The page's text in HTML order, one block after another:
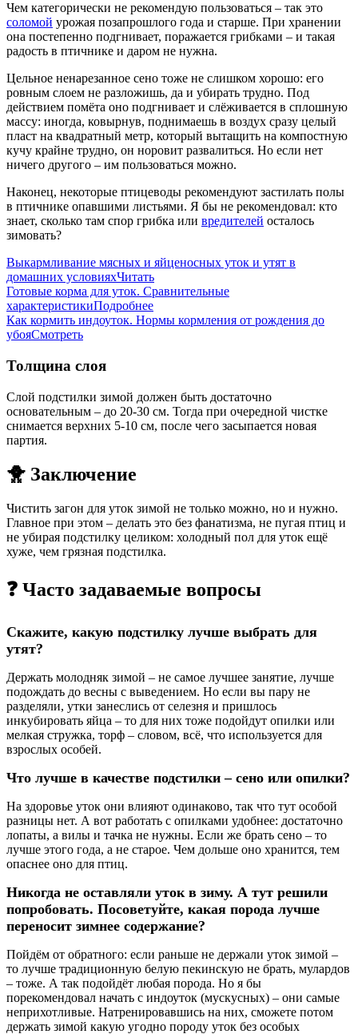
Чем категорически не рекомендую пользоваться – так это
соломой урожая позапрошлого года и старше. При хранении
она постепенно подгнивает, поражается грибками – и такая
радость в птичнике и даром не нужна.
Цельное ненарезанное сено тоже не слишком хорошо: его
ровным слоем не разложишь, да и убирать трудно. Под
действием помёта оно подгнивает и слёживается в сплошную
массу: иногда, ковырнув, поднимаешь в воздух сразу целый
пласт на квадратный метр, который вытащить на компостную
кучу крайне трудно, он норовит развалиться. Но если нет
ничего другого – им пользоваться можно.
Наконец, некоторые птицеводы рекомендуют застилать полы
в птичнике опавшими листьями. Я бы не рекомендовал: кто
знает, сколько там спор грибка или вредителей осталось
зимовать?
Выкармливание мясных и яйценосных уток и утят в
домашних условияхЧитать
Готовые корма для уток. Сравнительные
характеристикиПодробнее
Как кормить индоуток. Нормы кормления от рождения до
убояСмотреть
Толщина слоя
Слой подстилки зимой должен быть достаточно
основательным – до 20-30 см. Тогда при очередной чистке
снимается верхних 5-10 см, после чего засыпается новая
партия.
🐥 Заключение
Чистить загон для уток зимой не только можно, но и нужно.
Главное при этом – делать это без фанатизма, не пугая птиц и
не убирая подстилку целиком: холодный пол для уток ещё
хуже, чем грязная подстилка.
❓ Часто задаваемые вопросы
Скажите, какую подстилку лучше выбрать для
утят?
Держать молодняк зимой – не самое лучшее занятие, лучше
подождать до весны с выведением. Но если вы пару не
разделяли, утки занеслись от селезня и пришлось
инкубировать яйца – то для них тоже подойдут опилки или
мелкая стружка, торф – словом, всё, что используется для
взрослых особей.
Что лучше в качестве подстилки – сено или опилки?
На здоровье уток они влияют одинаково, так что тут особой
разницы нет. А вот работать с опилками удобнее: достаточно
лопаты, а вилы и тачка не нужны. Если же брать сено – то
лучше этого года, а не старое. Чем дольше оно хранится, тем
опаснее оно для птиц.
Никогда не оставляли уток в зиму. А тут решили
попробовать. Посоветуйте, какая порода лучше
переносит зимнее содержание?
Пойдём от обратного: если раньше не держали уток зимой –
то лучше традиционную белую пекинскую не брать, мулардов
– тоже. А так подойдёт любая порода. Но я бы
порекомендовал начать с индоуток (мускусных) – они самые
неприхотливые. Натренировавшись на них, сможете потом
держать зимой какую угодно породу уток без особых